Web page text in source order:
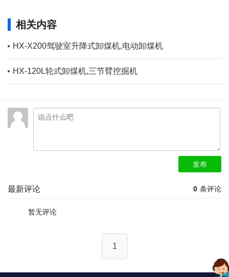
相关内容
HX-X200驾驶室升降式卸煤机,电动卸煤机
HX-120L轮式卸煤机,三节臂挖掘机
发布
0 条评论
最新评论
暂无评论
1